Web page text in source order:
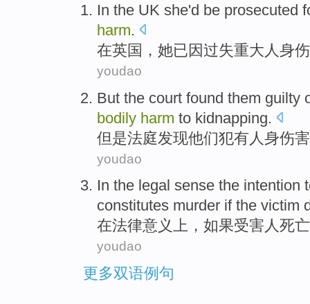
In the UK she'd be prosecuted
harm.
在英国 ， 她已因过失重大人身
youdao
But the court found them guilty
bodily harm to kidnapping.
但是法庭发现他们犯有 人身伤害
youdao
In the legal sense the intention
constitutes murder if the victim
在法律意义上 ， 如果受害人死亡
youdao
更多双语例句